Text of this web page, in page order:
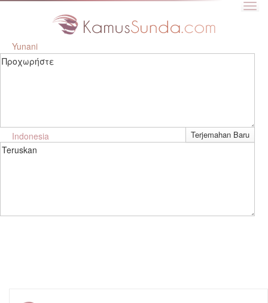
Yunani
Προχωρήστε
Indonesia
Teruskan